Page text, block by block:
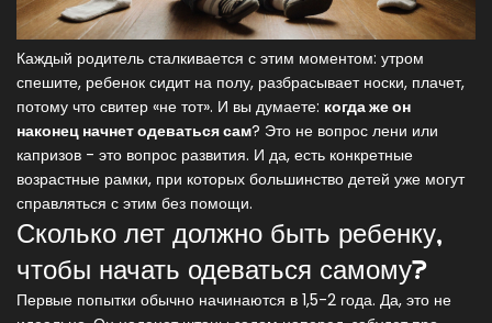
Каждый родитель сталкивается с этим моментом: утром
спешите, ребенок сидит на полу, разбрасывает носки, плачет,
потому что свитер «не тот». И вы думаете: когда же он
наконец начнет одеваться сам? Это не вопрос лени или
капризов - это вопрос развития. И да, есть конкретные
возрастные рамки, при которых большинство детей уже могут
справляться с этим без помощи.
Сколько лет должно быть ребенку,
чтобы начать одеваться самому?
Первые попытки обычно начинаются в 1,5-2 года. Да, это не